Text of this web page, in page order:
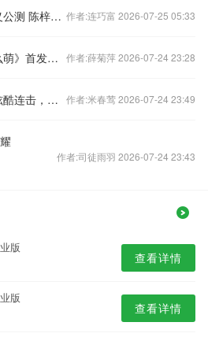
《射雕英雄传3D》今日侠义公测 陈梓童活力献唱 作者:连巧富 2026-07-25 05:33
逗比与爆乳齐飞 《三国辣么萌》首发不删档内测 作者:薛菊萍 2026-07-24 23:28
《霸道天下》玩转3D无限炫酷连击，副本闯关送好礼！ 作者:米春莺 2026-07-24 23:49
作者:司徒雨羽 2026-07-24 23:43
版
查看详情
版
查看详情